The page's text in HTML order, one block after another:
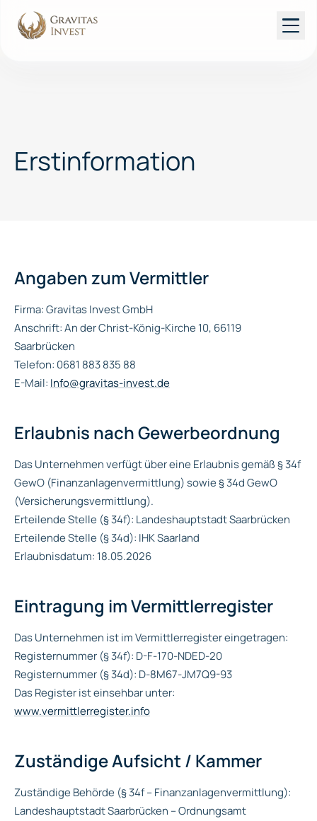
Ratgeber
Kostenloses Erstgespräch
Erstinformation
Angaben zum Vermittler
Firma: Gravitas Invest GmbH
Anschrift: An der Christ-König-Kirche 10, 66119
Saarbrücken
Telefon: 0681 883 835 88
E-Mail: Info@gravitas-invest.de
Erlaubnis nach Gewerbeordnung
Das Unternehmen verfügt über eine Erlaubnis gemäß § 34f
GewO (Finanzanlagenvermittlung) sowie § 34d GewO
(Versicherungsvermittlung).
Erteilende Stelle (§ 34f): Landeshauptstadt Saarbrücken
Erteilende Stelle (§ 34d): IHK Saarland
Erlaubnisdatum: 18.05.2026
Eintragung im Vermittlerregister
Das Unternehmen ist im Vermittlerregister eingetragen:
Registernummer (§ 34f): D-F-170-NDED-20
Registernummer (§ 34d): D-8M67-JM7Q9-93
Das Register ist einsehbar unter:
www.vermittlerregister.info
Zuständige Aufsicht / Kammer
Zuständige Behörde (§ 34f – Finanzanlagenvermittlung):
Landeshauptstadt Saarbrücken – Ordnungsamt